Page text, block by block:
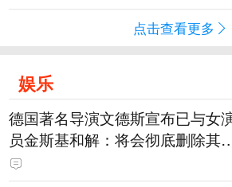
点击查看更多
娱乐
德国著名导演文德斯宣布已与女
员金斯基和解：将会彻底删除其
身裸露的画面